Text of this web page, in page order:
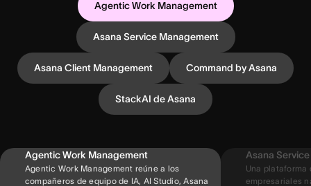
Agentic Work Management
Asana Service Management
Asana Client Management Command by Asana
StackAI de Asana
Agentic Work Management
Agentic Work Management reúne a los
compañeros de equipo de IA, AI Studio, Asana
Asana
Una plataforma
empresariales